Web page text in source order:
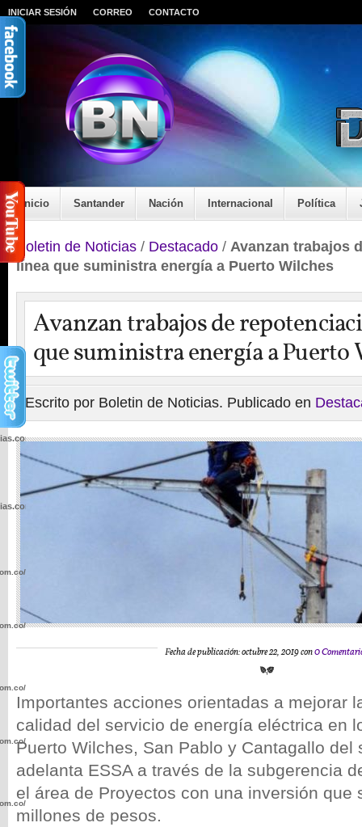
INICIAR SESIÓN CORREO CONTACTO
Inicio Santander Nación Internacional Política
Boletin de Noticias / Destacado / Avanzan trabajos
línea que suministra energía a Puerto Wilches
Avanzan trabajos de
que suministra energía a Puerto
Escrito por Boletin de Noticias. Publicado en
Fecha de publicación: octubre 22, 2019 con0
Importantes acciones orientadas a mejorar
calidad del servicio de energía eléctrica en
Puerto Wilches, San Pablo y Cantagallo del
adelanta ESSA a través de la subgerencia
el área de Proyectos con una inversión que
millones de pesos.
wp-
wp-
wp-
wp-
wp-
wp-
wp-